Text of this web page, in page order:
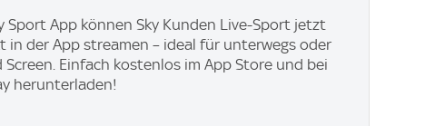
Sport App können Sky Kunden Live-Sport jetzt
in der App streamen – ideal für unterwegs oder
Screen. Einfach kostenlos im App Store und bei
herunterladen!